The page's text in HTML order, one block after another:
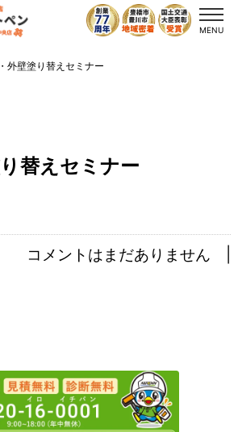
MENU
外壁塗り替えセミナー
替えセミナー
コメントはまだありません |